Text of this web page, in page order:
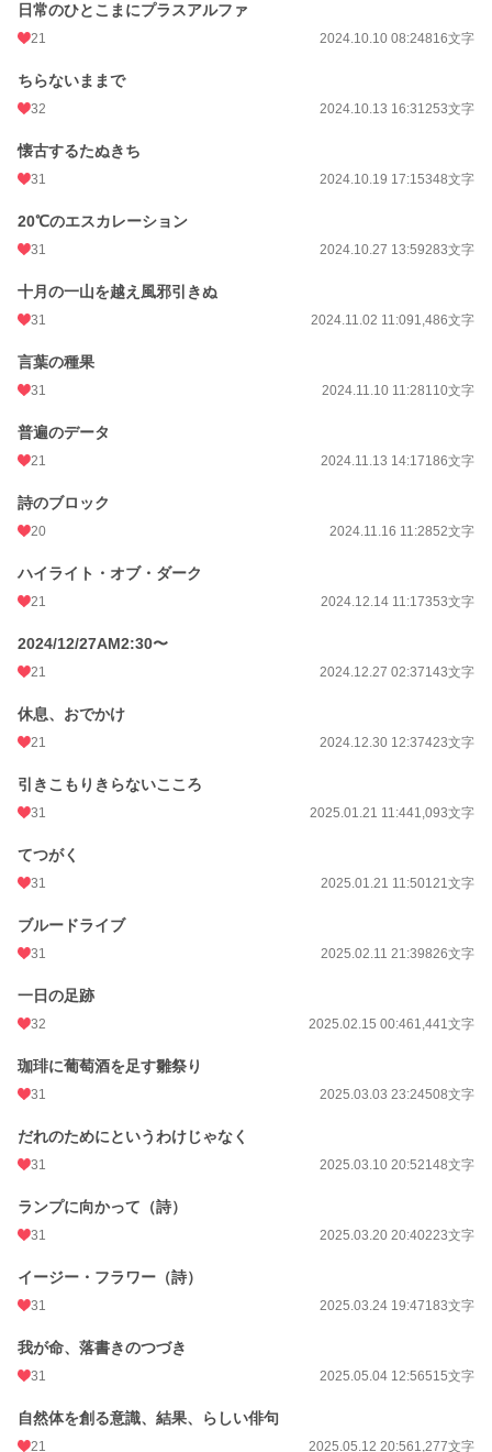
日常のひとこまにプラスアルファ
21 2024.10.10 08:24816文字
ちらないままで
32 2024.10.13 16:31253文字
懐古するたぬきち
31 2024.10.19 17:15348文字
20℃のエスカレーション
31 2024.10.27 13:59283文字
十月の一山を越え風邪引きぬ
31 2024.11.02 11:091,486文字
言葉の種果
31 2024.11.10 11:28110文字
普遍のデータ
21 2024.11.13 14:17186文字
詩のブロック
20 2024.11.16 11:2852文字
ハイライト・オブ・ダーク
21 2024.12.14 11:17353文字
2024/12/27AM2:30〜
21 2024.12.27 02:37143文字
休息、おでかけ
21 2024.12.30 12:37423文字
引きこもりきらないこころ
31 2025.01.21 11:441,093文字
てつがく
31 2025.01.21 11:50121文字
ブルードライブ
31 2025.02.11 21:39826文字
一日の足跡
32 2025.02.15 00:461,441文字
珈琲に葡萄酒を足す雛祭り
31 2025.03.03 23:24508文字
だれのためにというわけじゃなく
31 2025.03.10 20:52148文字
ランプに向かって（詩）
31 2025.03.20 20:40223文字
イージー・フラワー（詩）
31 2025.03.24 19:47183文字
我が命、落書きのつづき
31 2025.05.04 12:56515文字
自然体を創る意識、結果、らしい俳句
21 2025.05.12 20:561,277文字